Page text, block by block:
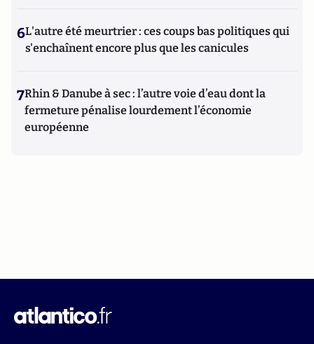
6L'autre été meurtrier : ces coups bas politiques qui
s'enchaînent encore plus que les canicules
7Rhin & Danube à sec : l’autre voie d’eau dont la
fermeture pénalise lourdement l’économie
européenne